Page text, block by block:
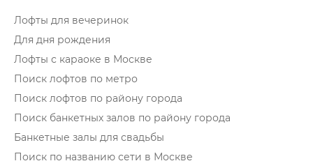
Лофты для вечеринок
Для дня рождения
Лофты с караоке в Москве
Поиск лофтов по метро
Поиск лофтов по району города
Поиск банкетных залов по району города
Банкетные залы для свадьбы
Поиск по названию сети в Москве